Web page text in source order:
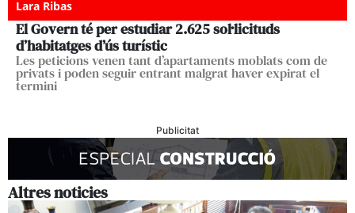
Lara Ribas
El Govern té per estudiar 2.625 sol·licituds
d’habitatges d’ús turístic
Les peticions venen tant d’apartaments moblats com de
privats i poden seguir entrant malgrat haver expirat el
termini
Publicitat
Altres noticies